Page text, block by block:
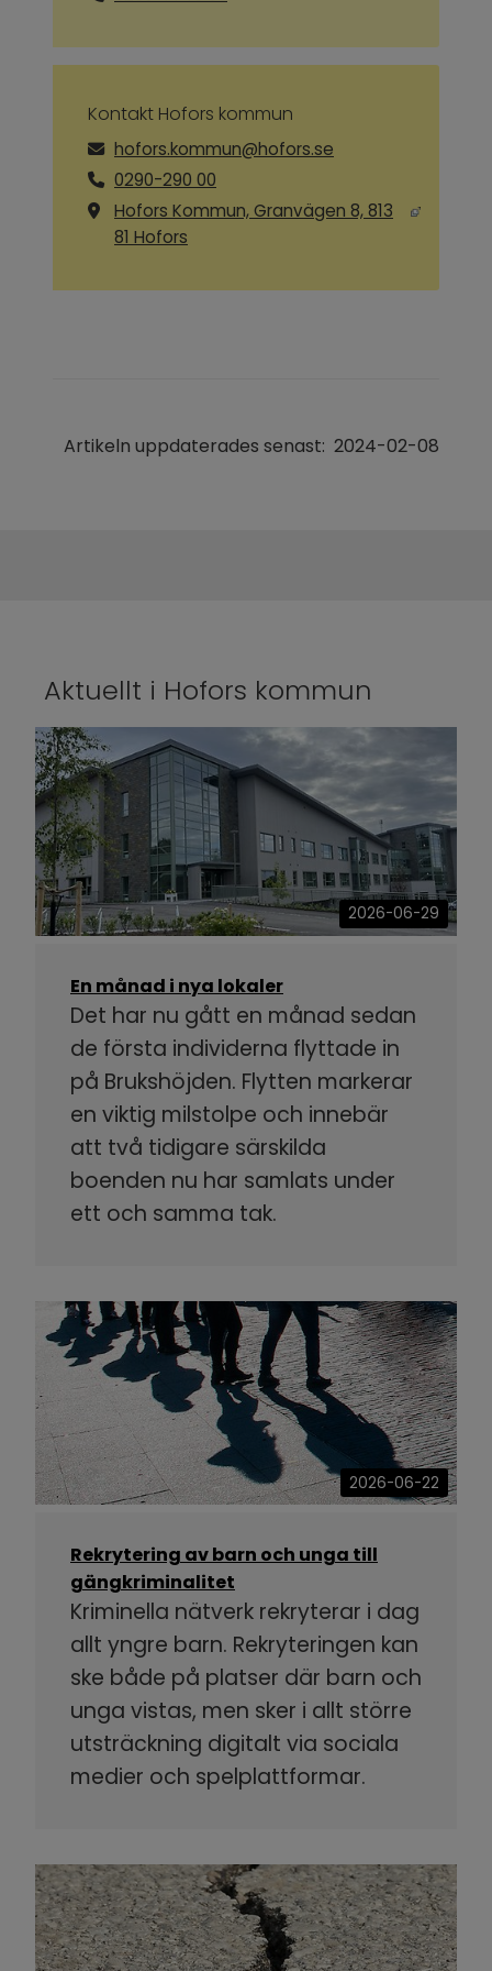
Kontakt Hofors kommun
hofors.kommun@hofors.se
0290-290 00
Hofors Kommun, Granvägen 8, 813
81 Hofors
Artikeln uppdaterades senast: 2024-02-08
Aktuellt i Hofors kommun
2026-06-29
En månad i nya lokaler
Det har nu gått en månad sedan
de första individerna flyttade in
på Brukshöjden. Flytten markerar
en viktig milstolpe och innebär
att två tidigare särskilda
boenden nu har samlats under
ett och samma tak.
2026-06-22
Rekrytering av barn och unga till
gängkriminalitet
Kriminella nätverk rekryterar i dag
allt yngre barn. Rekryteringen kan
ske både på platser där barn och
unga vistas, men sker i allt större
utsträckning digitalt via sociala
medier och spelplattformar.